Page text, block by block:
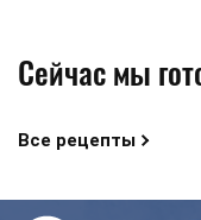
Сейчас мы
Все рецепты